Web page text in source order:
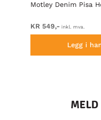
Motley Denim Pisa
KR 549,- inkl. mva.
Legg i
MELD